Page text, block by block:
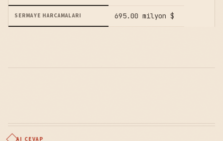
SERMAYE HARCAMALARI 695.00 milyon $
AI CEVAP